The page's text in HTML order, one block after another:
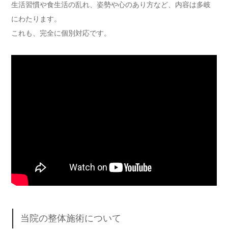
生活習慣や食生活の乱れ、姿勢や心のあり方など、内容は多岐
にわたります。
これも、完全に個別対応です。
当院の整体施術について